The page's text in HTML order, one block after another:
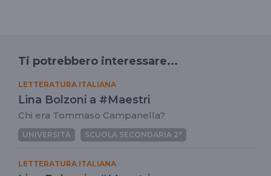
Ti potrebbero interessare...
LETTERATURA ITALIANA
Lina Bolzoni a #Maestri
Chi era Tommaso Campanella?
UNIVERSITÀ SCUOLA SECONDARIA 2°
LETTERATURA ITALIANA